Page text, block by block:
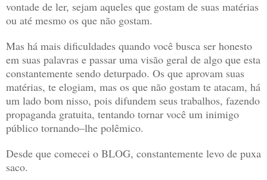
vontade de ler, sejam aqueles que gostam de suas matérias
ou até mesmo os que não gostam.
Mas há mais dificuldades quando você busca ser honesto
em suas palavras e passar uma visão geral de algo que esta
constantemente sendo deturpado. Os que aprovam suas
matérias, te elogiam, mas os que não gostam te atacam, há
um lado bom nisso, pois difundem seus trabalhos, fazendo
propaganda gratuita, tentando tornar você um inimigo
público tornando–lhe polêmico.
Desde que comecei o BLOG, constantemente levo de puxa
saco.